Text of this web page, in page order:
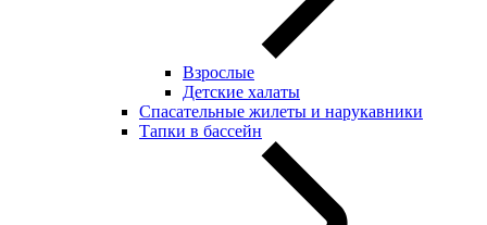
Взрослые
Детские халаты
Спасательные жилеты и нарукавники
Тапки в бассейн